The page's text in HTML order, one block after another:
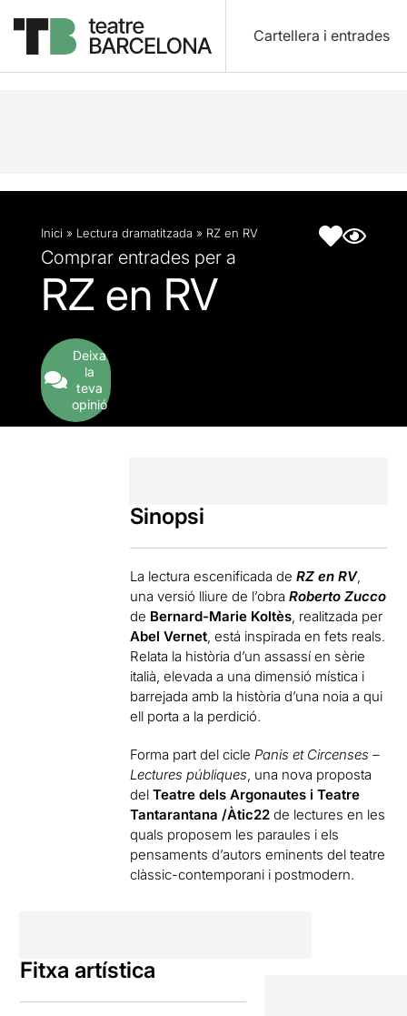
Cartellera i entrades
Descripció Fitxa artística
Inici » Lectura dramatitzada » RZ en RV
Comprar entrades per a
RZ en RV
Deixa
la
teva
opinió
Sinopsi
La lectura escenificada deRZ en RV,
una versió lliure de l’obraRoberto Zucco
de Bernard-Marie Koltès , realitzada per
Abel Vernet , está inspirada en fets reals.
Relata la història d’un assassí en sèrie
italià, elevada a una dimensió mística i
barrejada amb la història d’una noia a qui
ell porta a la perdició.
Forma part del cicle Panis et Circenses –
Lectures públiques , una nova proposta
delTeatre dels Argonautes i Teatre
Tantarantana /Àtic22 de lectures en les
quals proposem les paraules i els
pensaments d’autors eminents del teatre
clàssic-contemporani i postmodern.
Fitxa artística